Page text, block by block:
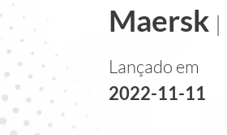
Maersk
Lançado em
2022-11-11